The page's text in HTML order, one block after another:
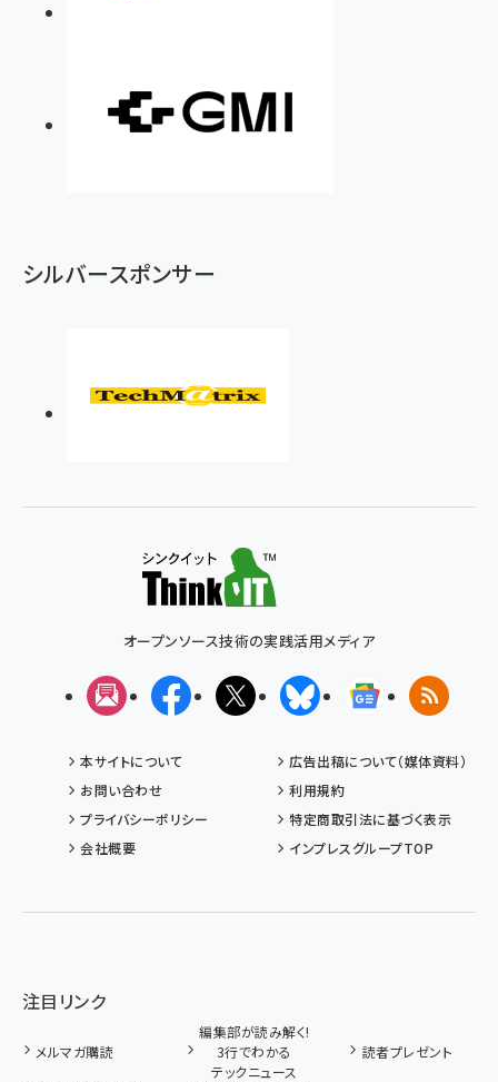
シルバースポンサー
オープンソース技術の実践活用メディア
メルマガFacebookX(エックス)BlueskyGoogleニュ
RSS
本サイトについて
広告出稿について（媒体資料）
お問い合わせ
利用規約
プライバシーポリシー
特定商取引法に基づく表示
会社概要
インプレスグループTOP
注目リンク
メルマガ購読
編集部が読み解く!
3行でわかる
テックニュース
読者プレゼント